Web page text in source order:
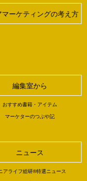
マーケティングの考え方
編集室から
おすすめ書籍・アイテム
マーケターのつぶや記
ニュース
アライフ総研®特選ニュース